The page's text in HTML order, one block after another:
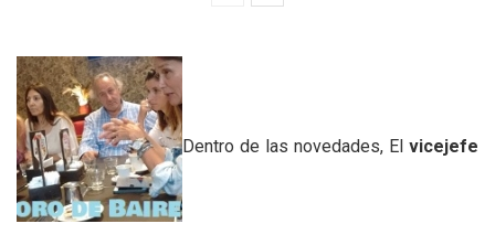
Dentro de las novedades, El vicejefe